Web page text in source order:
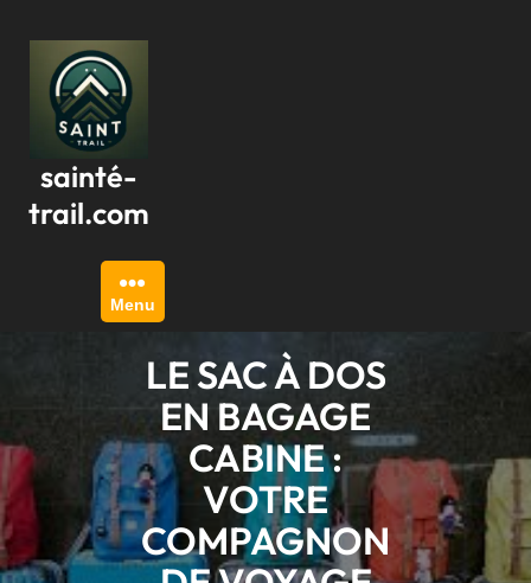
contenu
sainté-
trail.com
Menu
LE SAC À DOS
EN BAGAGE
CABINE :
VOTRE
COMPAGNON